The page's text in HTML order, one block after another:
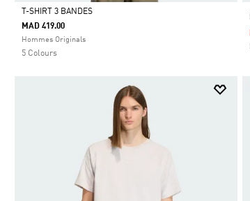
Selected
T-SHIRT 3 BANDES
MAD 419.00
Hommes Originals
5 Colours